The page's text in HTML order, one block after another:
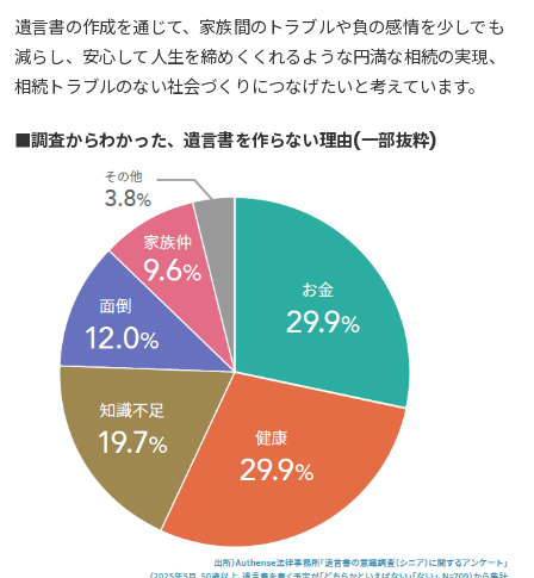
遺言書の作成を通じて、家族間のトラブルや負の感情を少しでも
減らし、安心して人生を締めくくれるような円満な相続の実現、
相続トラブルのない社会づくりにつなげたいと考えています。
■調査からわかった、遺言書を作らない理由(一部抜粋)